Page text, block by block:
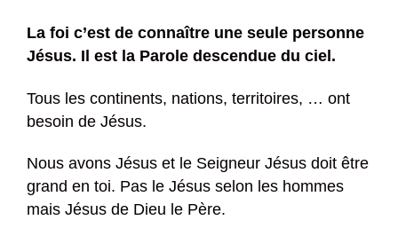
La foi c’est de connaître une seule personne
Jésus. Il est la Parole descendue du ciel.
Tous les continents, nations, territoires, … ont
besoin de Jésus.
Nous avons Jésus et le Seigneur Jésus doit être
grand en toi. Pas le Jésus selon les hommes
mais Jésus de Dieu le Père.